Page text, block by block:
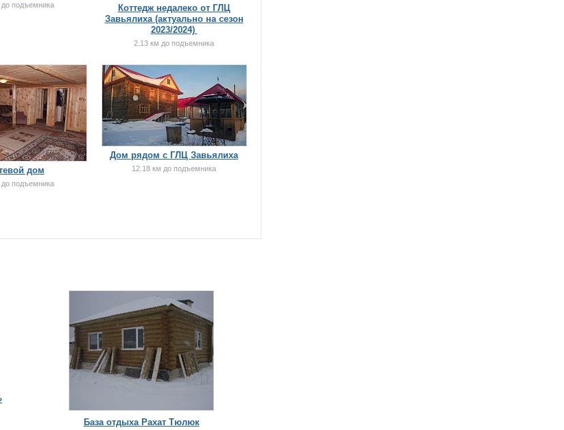
до подъемника
Коттедж недалеко от ГЛЦ
Завьялиха (актуально на сезон
2023/2024)
2.13 км до подъемника
дом
подъемника
Дом рядом с ГЛЦ Завьялиха
12.18 км до подъемника
База отдыха Рахат Тюлюк